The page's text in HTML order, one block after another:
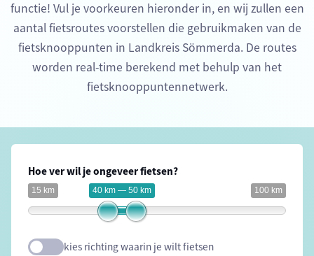
functie! Vul je voorkeuren hieronder in, en wij zullen een
aantal fietsroutes voorstellen die gebruikmaken van de
fietsknooppunten in Landkreis Sömmerda. De routes
worden real-time berekend met behulp van het
fietsknooppuntennetwerk.
Hoe ver wil je ongeveer fietsen?
15 km 100 km
40 km — 50 km
kies richting waarin je wilt fietsen